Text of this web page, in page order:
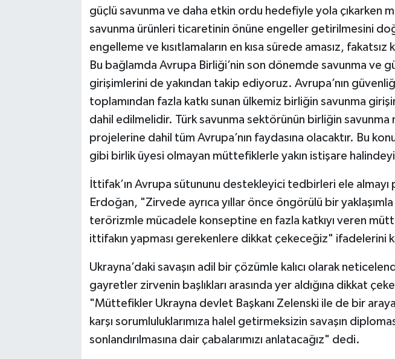
güçlü savunma ve daha etkin ordu hedefiyle yola çıkarken
savunma ürünleri ticaretinin önüne engeller getirilmesini
engelleme ve kısıtlamaların en kısa sürede amasız, fakatsız
Bu bağlamda Avrupa Birliği’nin son dönemde savunma ve
girişimlerini de yakından takip ediyoruz. Avrupa’nın
toplamından fazla katkı sunan ülkemiz birliğin savunma
dahil edilmelidir. Türk savunma sektörünün birliğin savunma
projelerine dahil tüm Avrupa’nın faydasına olacaktır. Bu
gibi birlik üyesi olmayan müttefiklerle yakın istişare
İttifak’ın Avrupa sütununu destekleyici tedbirleri ele almayı
Erdoğan, "Zirvede ayrıca yıllar önce öngörülü bir
terörizmle mücadele konseptine en fazla katkıyı veren
ittifakın yapması gerekenlere dikkat çekeceğiz" ifadelerini
Ukrayna’daki savaşın adil bir çözümle kalıcı olarak
gayretler zirvenin başlıkları arasında yer aldığına dikkat
"Müttefikler Ukrayna devlet Başkanı Zelenski ile de bir
karşı sorumluluklarımıza halel getirmeksizin savaşın
sonlandırılmasına dair çabalarımızı anlatacağız" dedi.